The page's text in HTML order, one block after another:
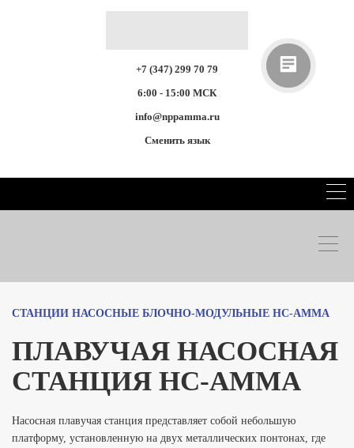
+7 (347) 299 70 79
6:00 - 15:00 МСК
info@nppamma.ru
Сменить язык
СТАНЦИИ НАСОСНЫЕ БЛОЧНО-МОДУЛЬНЫЕ НС-АММА
ПЛАВУЧАЯ НАСОСНАЯ
СТАНЦИЯ НС-АММА
Насосная плавучая станция представляет собой небольшую
платформу, установленную на двух металлических понтонах, где